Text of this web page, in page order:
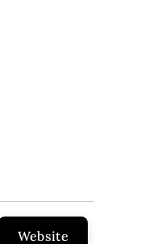
Website